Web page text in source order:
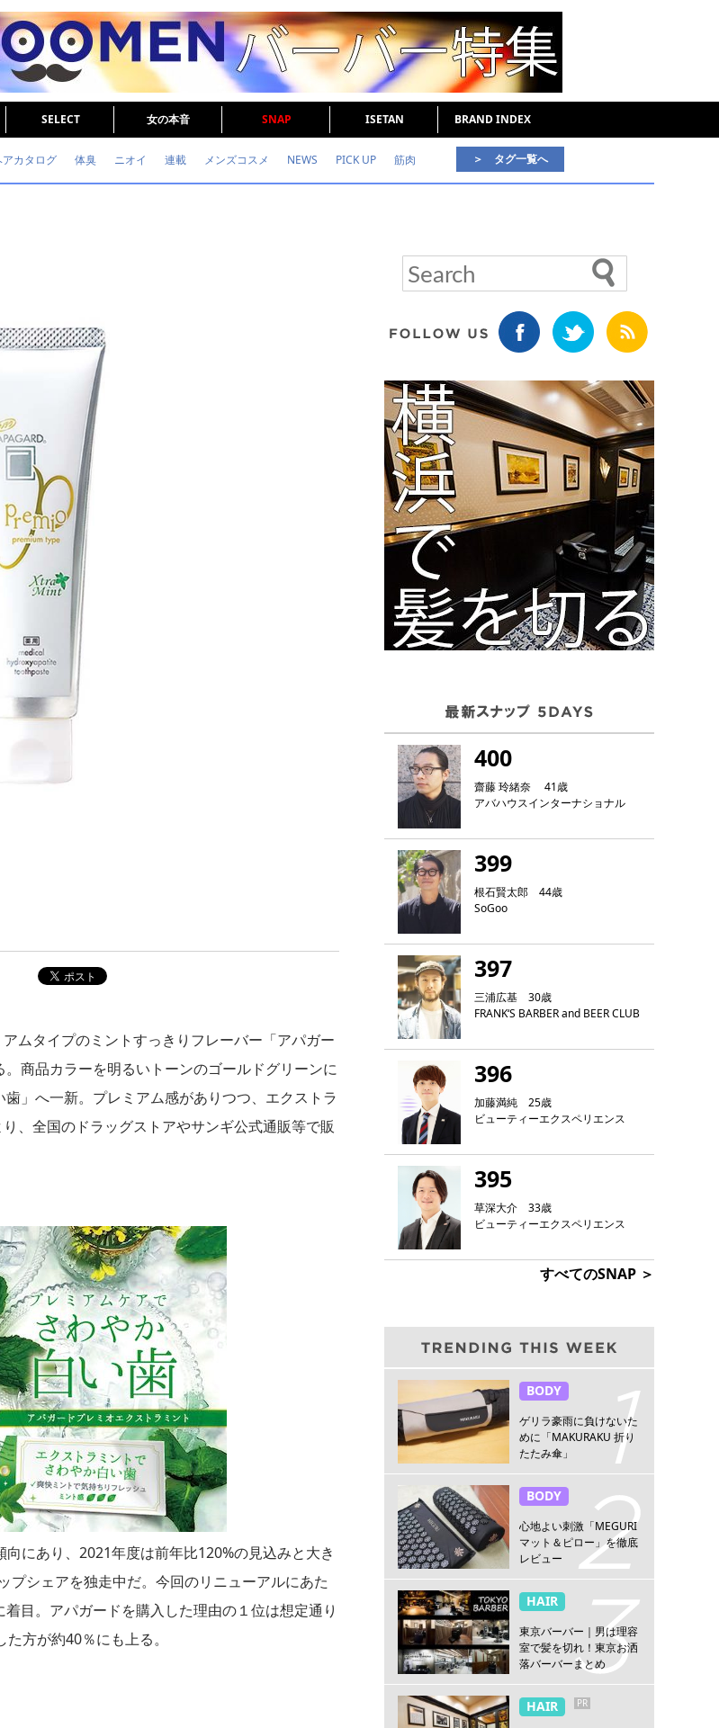
SELECT 女の本音 SNAP ISETAN BRAND INDEX
アカタログ 体臭 ニオイ 連載 メンズコスメ NEWS PICK UP 筋肉 ＞ タグ一覧へ
ムタイプのミントすっきりフレーバー「アパガー
商品カラーを明るいトーンのゴールドグリーンに
」へ一新。プレミアム感がありつつ、エクストラ
、全国のドラッグストアやサンギ公式通販等で販
にあり、2021年度は前年比120%の見込みと大き
プシェアを独走中だ。今回のリニューアルにあた
目。アパガードを購入した理由の１位は想定通り
方が約40％にも上る。
400
齋藤 玲緒奈 41歳
アバハウスインターナショナル
399
根石賢太郎 44歳
SoGoo
397
三浦広基 30歳
FRANK‘S BARBER and BEER CLUB
396
加藤満純 25歳
ビューティーエクスペリエンス
395
草深大介 33歳
ビューティーエクスペリエンス
すべてのSNAP ＞
BODY
ゲリラ豪雨に負けないた
めに「MAKURAKU 折り
たたみ傘」
BODY
心地よい刺激「MEGURI
マット＆ピロー」を徹底
レビュー
HAIR
東京バーバー｜男は理容
室で髪を切れ！東京お洒
落バーバーまとめ
HAIR PR